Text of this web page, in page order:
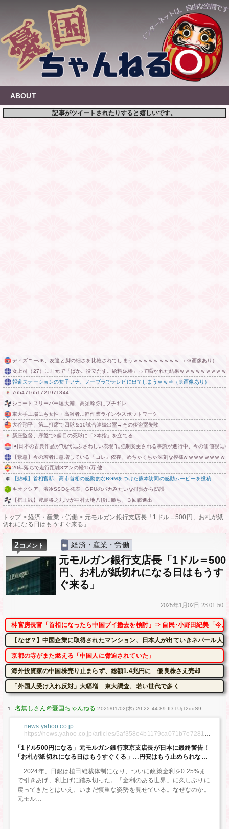
content
ABOUT
記事がツイートされたりすると嬉しいです。
ディズニーJK、友達と脚の細さを比較されてしまうｗｗｗｗｗｗｗｗｗ （※画像あり）
女上司（27）に耳元で「ばか。役立たず。給料泥棒」って囁かれた結果ｗｗｗｗｗｗｗｗｗ
報道ステーションの女子アナ、ノーブラでテレビに出てしまうｗｗ⇒（※画像あり）
765471651721971844
ショートスリーパー堀大輔、高須幹弥にブチギレ
車大手工場にも女性・高齢者…軽作業ラインやスポットワーク
大谷翔平、第二打席で四球＆10試合連続出塁→その後盗塁失敗
新庄監督、序盤で3個目の死球に「3本指」を立てる
|●|日本の古典作品が”現代にふさわしい表現”に強制変更される事態が進行中、今の価値観
【緊急】今の若者に急増している『コレ』依存、めちゃくちゃ深刻な模様w w w w w w w w
20年落ちで走行距離3マンの軽15万 他
【悲報】首相官邸、高市首相の感動的なBGMをつけた熊本訪問の感動ムービーを投稿
キオクシア、液冷SSDを発表、GPUのバカみたいな排熱から防護
【棋王戦】豊島将之九段が中村太地八段に勝ち、３回戦進出
トップ> 経済・産業・労働 > 元モルガン銀行支店長「1ドル＝500円、お札が紙
切れになる日はもうすぐ来る」
2コメント 経済・産業・労働
元モルガン銀行支店長「1ドル＝500
円、お札が紙切れになる日はもうす
ぐ来る」
2025年1月02日 23:01:50
林官房長官「首相になったら中国ブイ撤去を検討」⇒ 自民･小野田紀美「今
【なぜ？】中国企業に取得されたマンション、日本人が出ていきネパール人
京都の寺がまた燃える「中国人に脅迫されていた」
海外投資家の中国株売り止まらず、総額1.4兆円に 優良株さえ売却
「外国人受け入れ反対」大幅増 東大調査、若い世代で多く
1: 2025/01/02(木) 20:22:44.89 ID:TUjT2qdS9
news.yahoo.co.jp
https://news.yahoo.co.jp/articles/5af358e4b1179ca071b7e728107
「1ドル500円になる」元モルガン銀行東京支店長が日本に最終警告！
「お札が紙切れになる日はもうすぐくる」…円安はもう止められない
2024年、日銀は植田総裁体制になり、ついに政策金利を0.25%ま
で引きあげ、利上げに踏み切った。「金利のある世界」に久しぶりに
戻ってきたとはいえ、いまだ慎重な姿勢を見せている。なぜなのか。
元モル